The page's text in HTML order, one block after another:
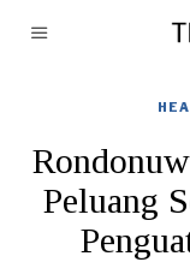
Peluang